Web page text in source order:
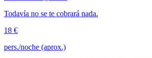
Todavía no se te cobrará nada.
18 €
pers./noche (aprox.)